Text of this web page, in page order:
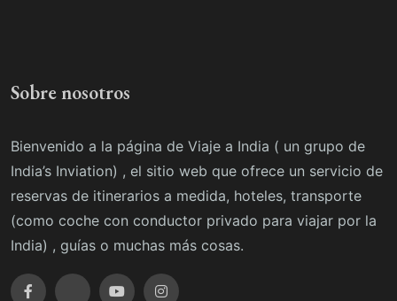
Sobre nosotros
Bienvenido a la página de Viaje a India ( un grupo de
India’s Inviation) , el sitio web que ofrece un servicio de
reservas de itinerarios a medida, hoteles, transporte
(como coche con conductor privado para viajar por la
India) , guías o muchas más cosas.